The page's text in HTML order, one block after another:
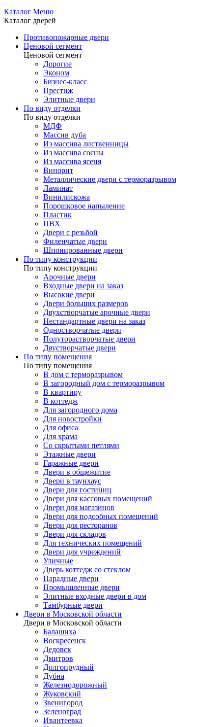
Каталог Меню
Каталог дверей
Противопожарные двери
Ценовой сегмент
Ценовой сегмент
Дорогие
Эконом
Бизнес-класс
Престиж
Элитные двери
По виду отделки
По виду отделки
МДФ
Массив дуба
Из массива лиственницы
Из массива сосны
Из массива ясеня
Винорит
Металлические двери с терморазрывом
Ламинат
Винилискожа
Порошковое напыление
Пластик
ПВХ
Двери с резьбой
Филенчатые двери
Шпонированные двери
По типу конструкции
По типу конструкции
Арочные двери
Входные двери на заказ
Высокие двери
Двери больших размеров
Двухстворчатые арочные двери
Нестандартные двери на заказ
Одностворчатые двери
Полуторастворчатые двери
Двустворчатые двери
По типу помещения
По типу помещения
В дом с терморазрывом
В загородный дом с терморазрывом
В квартиру
В коттедж
Для загородного дома
Для новостройки
Для офиса
Для храма
Со скрытыми петлями
Этажные двери
Гаражные двери
Двери в общежитие
Двери в таунхаус
Двери для гостиниц
Двери для кассовых помещений
Двери для магазинов
Двери для подсобных помещений
Двери для ресторанов
Двери для складов
Для технических помещений
Двери для учреждений
Уличные
Дверь коттедж со стеклом
Парадные двери
Промышленные двери
Элитные входные двери в дом
Тамбурные двери
Двери в Московской области
Двери в Московской области
Балашиха
Воскресенск
Дедовск
Дмитров
Долгопрудный
Дубна
Железнодорожный
Жуковский
Звенигород
Зеленоград
Ивантеевка